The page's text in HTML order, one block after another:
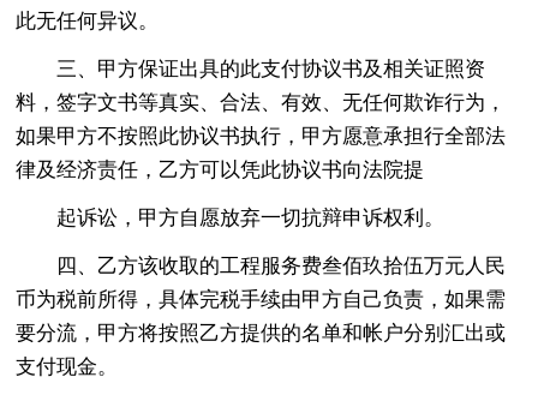
此无任何异议。
三、甲方保证出具的此支付协议书及相关证照资
料，签字文书等真实、合法、有效、无任何欺诈行为，
如果甲方不按照此协议书执行，甲方愿意承担行全部法
律及经济责任，乙方可以凭此协议书向法院提
起诉讼，甲方自愿放弃一切抗辩申诉权利。
四、乙方该收取的工程服务费叁佰玖拾伍万元人民
币为税前所得，具体完税手续由甲方自己负责，如果需
要分流，甲方将按照乙方提供的名单和帐户分别汇出或
支付现金。